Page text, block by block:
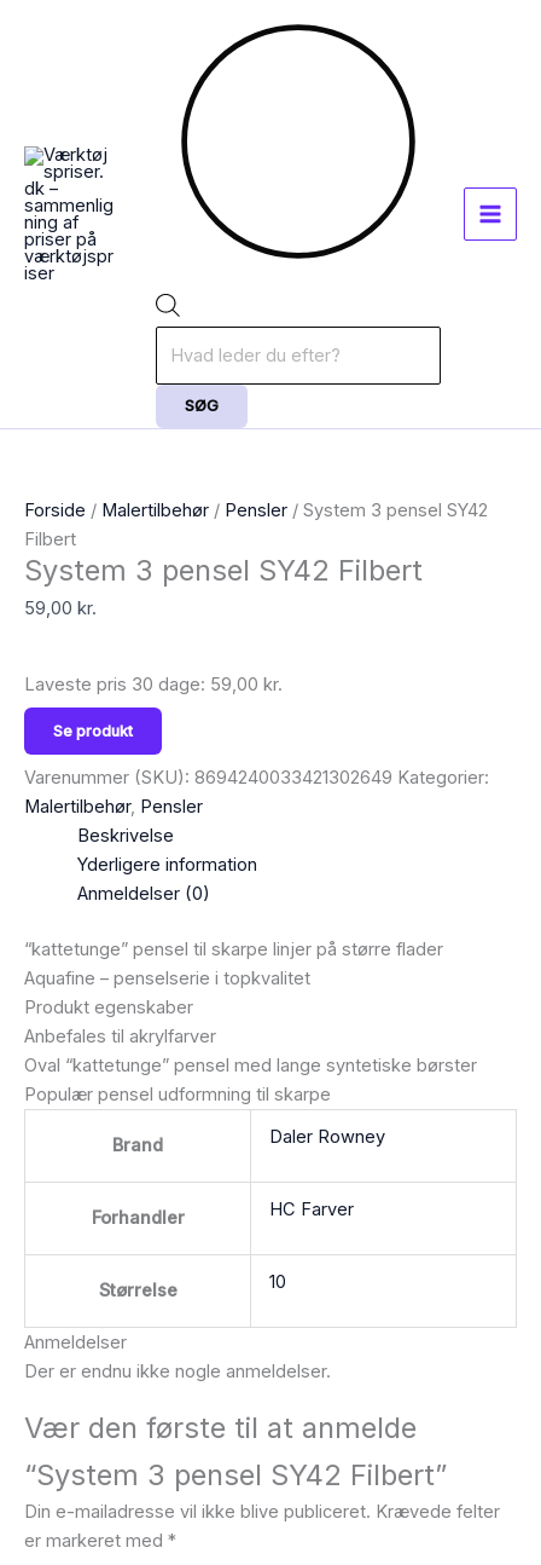
SØG
Forside / Malertilbehør / Pensler / System 3 pensel SY42
Filbert
System 3 pensel SY42 Filbert
59,00 kr.
Laveste pris 30 dage: 59,00 kr.
Se produkt
Varenummer (SKU): 8694240033421302649 Kategorier:
Malertilbehør, Pensler
Beskrivelse
Yderligere information
Anmeldelser (0)
“kattetunge” pensel til skarpe linjer på større flader
Aquafine – penselserie i topkvalitet
Produkt egenskaber
Anbefales til akrylfarver
Oval “kattetunge” pensel med lange syntetiske børster
Populær pensel udformning til skarpe
Brand Daler Rowney
Forhandler HC Farver
Størrelse 10
Anmeldelser
Der er endnu ikke nogle anmeldelser.
Vær den første til at anmelde
“System 3 pensel SY42 Filbert”
Din e-mailadresse vil ikke blive publiceret. Krævede felter
er markeret med *